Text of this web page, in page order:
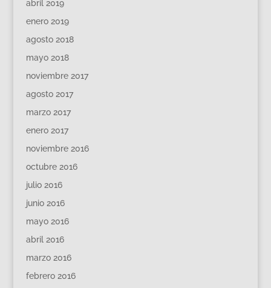
abril 2019
enero 2019
agosto 2018
mayo 2018
noviembre 2017
agosto 2017
marzo 2017
enero 2017
noviembre 2016
octubre 2016
julio 2016
junio 2016
mayo 2016
abril 2016
marzo 2016
febrero 2016